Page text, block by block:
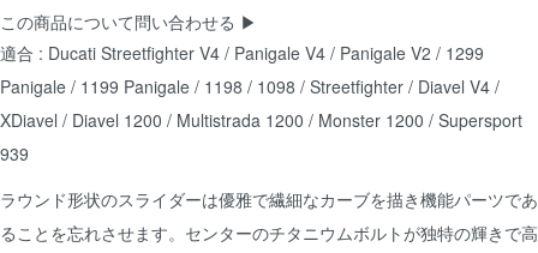
この商品について問い合わせる ▶
適合 : Ducati Streetfighter V4 / Panigale V4 / Panigale V2 / 1299
Panigale / 1199 Panigale / 1198 / 1098 / Streetfighter / Diavel V4 /
XDiavel / Diavel 1200 / Multistrada 1200 / Monster 1200 / Supersport
939
ラウンド形状のスライダーは優雅で繊細なカーブを描き機能パーツであ
ることを忘れさせます。センターのチタニウムボルトが独特の輝きで高